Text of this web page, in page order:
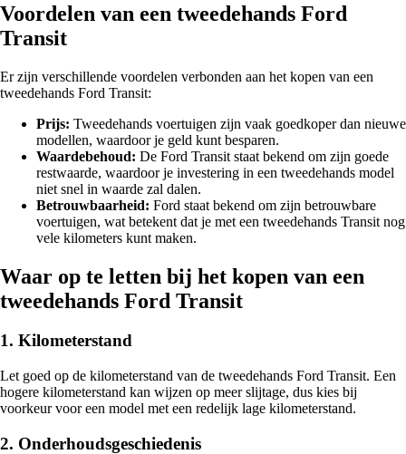
Voordelen van een tweedehands Ford
Transit
Er zijn verschillende voordelen verbonden aan het kopen van een
tweedehands Ford Transit:
Prijs: Tweedehands voertuigen zijn vaak goedkoper dan nieuwe
modellen, waardoor je geld kunt besparen.
Waardebehoud: De Ford Transit staat bekend om zijn goede
restwaarde, waardoor je investering in een tweedehands model
niet snel in waarde zal dalen.
Betrouwbaarheid: Ford staat bekend om zijn betrouwbare
voertuigen, wat betekent dat je met een tweedehands Transit nog
vele kilometers kunt maken.
Waar op te letten bij het kopen van een
tweedehands Ford Transit
1. Kilometerstand
Let goed op de kilometerstand van de tweedehands Ford Transit. Een
hogere kilometerstand kan wijzen op meer slijtage, dus kies bij
voorkeur voor een model met een redelijk lage kilometerstand.
2. Onderhoudsgeschiedenis